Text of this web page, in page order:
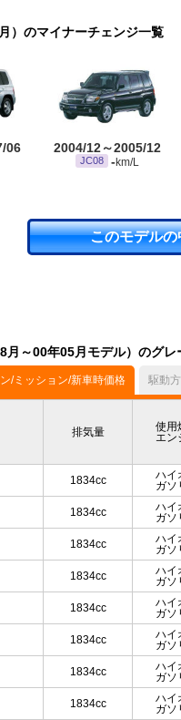
）のマイナーチェンジ一覧
06 2004/12～2005/12
JC08 - km/L
このモデル
月～00年05月モデル）のグレ
/ミッション/新車時価格 駆動
排気量
使用
エン
1834cc
ハイ
ガソ
1834cc
ハイ
ガソ
1834cc
ハイ
ガソ
1834cc
ハイ
ガソ
1834cc
ハイ
ガソ
1834cc
ハイ
ガソ
1834cc
ハイ
ガソ
1834cc
ハイ
ガソ